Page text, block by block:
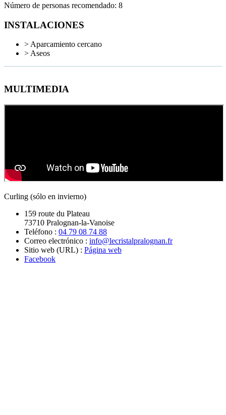
Número de personas recomendado: 8
INSTALACIONES
> Aparcamiento cercano
> Aseos
MULTIMEDIA
Curling (sólo en invierno)
159 route du Plateau
73710 Pralognan-la-Vanoise
Teléfono : 04 79 08 74 88
Correo electrónico : info@lecristalpralognan.fr
Sitio web (URL) : Página web
Facebook